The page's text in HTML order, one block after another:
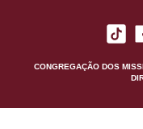
CONGREGAÇÃO DOS